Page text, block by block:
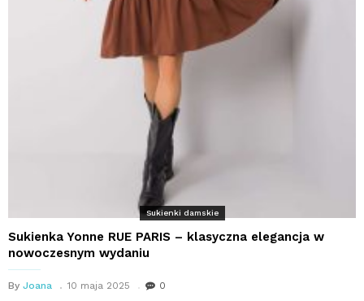
Sukienki damskie
Sukienka Yonne RUE PARIS – klasyczna elegancja w
nowoczesnym wydaniu
By Joana 10 maja 2025 0